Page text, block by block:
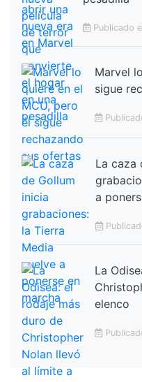
Publicado
Marvel
sigue
La caza
a
La
elenco